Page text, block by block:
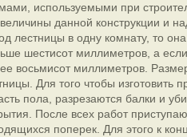
используемыми при
данной конструкции и
лестницы в одну комнату, то
шестисот миллиметров, а
восьмисот миллиметров.
Для того чтобы изготовить
пола, разрезаются балки и
После всех работ
поперек. Для этого к